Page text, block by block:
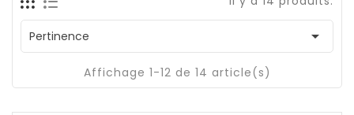
Pertinence 
Affichage 1-12 de 14 article(s)